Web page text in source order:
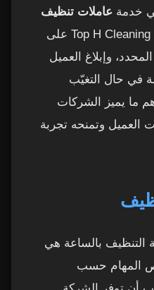
خدمة عاملات تنظيف
. لذلك نحرص في Top H Cleaning على
وإبلاغ العميل
في حال التغيّب
ما يميز الشركات
العميل وتمنحه تجربة
التنظيف بالساعة هي
المهام حسب